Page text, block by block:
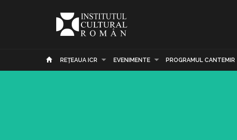
REŢEAUA ICR EVENIMENTE PROGRAMUL CANTEMIR